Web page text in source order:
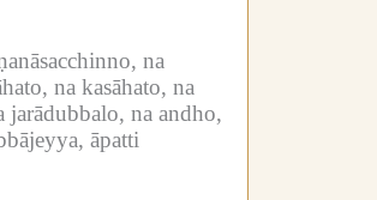
na
na kasāhato, na
na andho,
āpatti